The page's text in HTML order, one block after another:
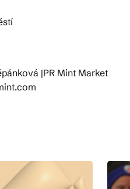
|PR Mint Market